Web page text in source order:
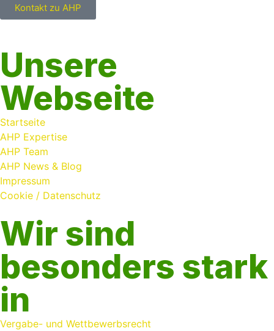
Kontakt zu AHP
Unsere
Webseite
Startseite
AHP Expertise
AHP Team
AHP News & Blog
Impressum
Cookie / Datenschutz
Wir sind
besonders stark
in
Vergabe- und Wettbewerbsrecht